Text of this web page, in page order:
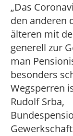
„Das
den anderen
älteren mit
generell zur
man
besonders
Wegsperren
Rudolf Srba,